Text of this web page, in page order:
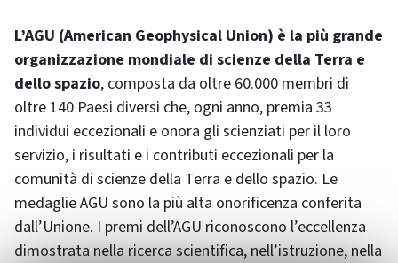
L’AGU (American Geophysical Union) è la più grande
organizzazione mondiale di scienze della Terra e
dello spazio, composta da oltre 60.000 membri di
oltre 140 Paesi diversi che, ogni anno, premia 33
individui eccezionali e onora gli scienziati per il loro
servizio, i risultati e i contributi eccezionali per la
comunità di scienze della Terra e dello spazio. Le
medaglie AGU sono la più alta onorificenza conferita
dall’Unione. I premi dell’AGU riconoscono l’eccellenza
dimostrata nella ricerca scientifica, nell’istruzione, nella